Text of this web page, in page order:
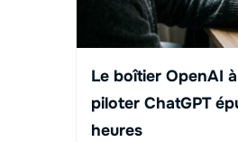
Le boîtier OpenAI
piloter ChatGPT
heures